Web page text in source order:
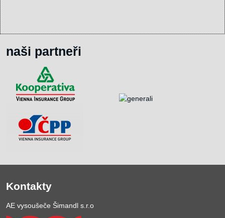
naši partneři
Kontakty
AE vysoušeče Šimandl s.r.o